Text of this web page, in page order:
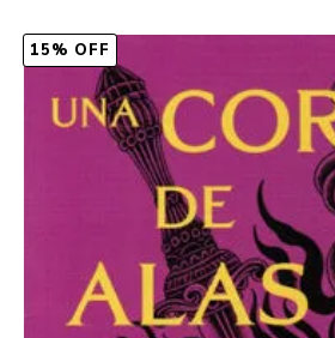
15% OFF